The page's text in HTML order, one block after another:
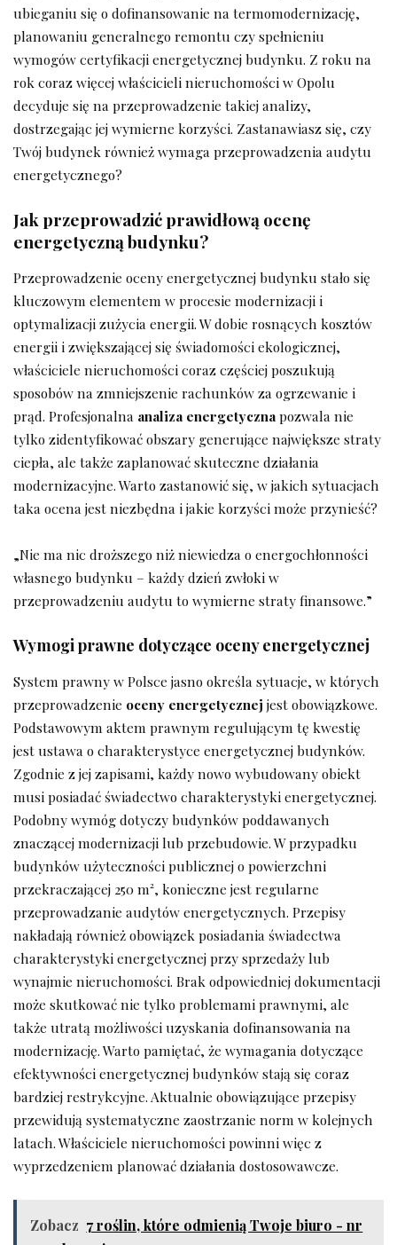
ubieganiu się o dofinansowanie na termomodernizację,
planowaniu generalnego remontu czy spełnieniu
wymogów certyfikacji energetycznej budynku. Z roku na
rok coraz więcej właścicieli nieruchomości w Opolu
decyduje się na przeprowadzenie takiej analizy,
dostrzegając jej wymierne korzyści. Zastanawiasz się, czy
Twój budynek również wymaga przeprowadzenia audytu
energetycznego?
Jak przeprowadzić prawidłową ocenę
energetyczną budynku?
Przeprowadzenie oceny energetycznej budynku stało się
kluczowym elementem w procesie modernizacji i
optymalizacji zużycia energii. W dobie rosnących kosztów
energii i zwiększającej się świadomości ekologicznej,
właściciele nieruchomości coraz częściej poszukują
sposobów na zmniejszenie rachunków za ogrzewanie i
prąd. Profesjonalna analiza energetycznapozwala nie
tylko zidentyfikować obszary generujące największe straty
ciepła, ale także zaplanować skuteczne działania
modernizacyjne. Warto zastanowić się, w jakich sytuacjach
taka ocena jest niezbędna i jakie korzyści może przynieść?
„Nie ma nic droższego niż niewiedza o energochłonności
własnego budynku – każdy dzień zwłoki w
przeprowadzeniu audytu to wymierne straty finansowe.”
Wymogi prawne dotyczące oceny energetycznej
System prawny w Polsce jasno określa sytuacje, w których
przeprowadzenie oceny energetycznej jest obowiązkowe.
Podstawowym aktem prawnym regulującym tę kwestię
jest ustawa o charakterystyce energetycznej budynków.
Zgodnie z jej zapisami, każdy nowo wybudowany obiekt
musi posiadać świadectwo charakterystyki energetycznej.
Podobny wymóg dotyczy budynków poddawanych
znaczącej modernizacji lub przebudowie. W przypadku
budynków użyteczności publicznej o powierzchni
przekraczającej 250 m², konieczne jest regularne
przeprowadzanie audytów energetycznych. Przepisy
nakładają również obowiązek posiadania świadectwa
charakterystyki energetycznej przy sprzedaży lub
wynajmie nieruchomości. Brak odpowiedniej dokumentacji
może skutkować nie tylko problemami prawnymi, ale
także utratą możliwości uzyskania dofinansowania na
modernizację. Warto pamiętać, że wymagania dotyczące
efektywności energetycznej budynków stają się coraz
bardziej restrykcyjne. Aktualnie obowiązujące przepisy
przewidują systematyczne zaostrzanie norm w kolejnych
latach. Właściciele nieruchomości powinni więc z
wyprzedzeniem planować działania dostosowawcze.
Zobacz 7 roślin, które odmienią Twoje biuro - nr